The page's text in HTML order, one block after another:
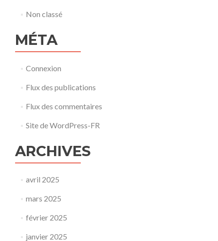
Non classé
MÉTA
Connexion
Flux des publications
Flux des commentaires
Site de WordPress-FR
ARCHIVES
avril 2025
mars 2025
février 2025
janvier 2025